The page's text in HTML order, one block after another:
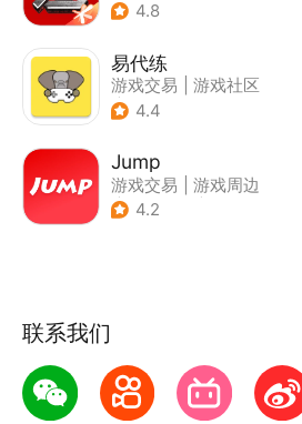
4.8
易代练
游戏交易
游戏社区
| 游戏攻略
4.4
Jump
游戏交易
游戏周边
| 游戏社区
4.2
联系我们